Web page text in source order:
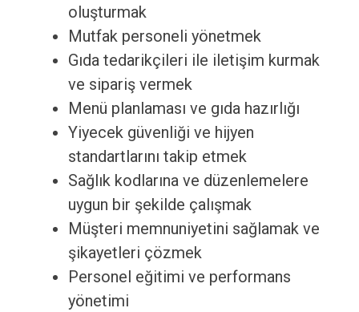
oluşturmak
Mutfak personeli yönetmek
Gıda tedarikçileri ile iletişim kurmak
ve sipariş vermek
Menü planlaması ve gıda hazırlığı
Yiyecek güvenliği ve hijyen
standartlarını takip etmek
Sağlık kodlarına ve düzenlemelere
uygun bir şekilde çalışmak
Müşteri memnuniyetini sağlamak ve
şikayetleri çözmek
Personel eğitimi ve performans
yönetimi